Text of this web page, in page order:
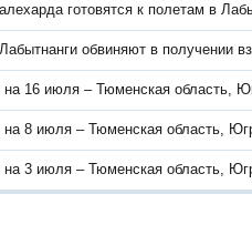
готовятся к полетам в
обвиняют в получении
на 16 июля – Тюменская область,
на 8 июля – Тюменская область,
на 3 июля – Тюменская область,